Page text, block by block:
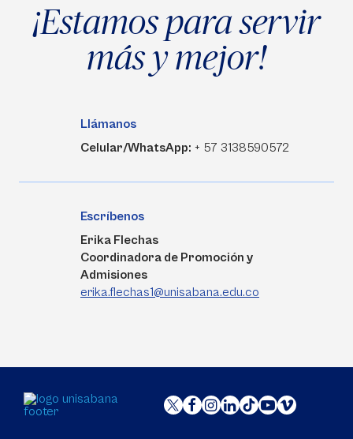
¡Estamos para servir
más y mejor!
Llámanos
Celular/WhatsApp: + 57 3138590572
Escríbenos
Erika Flechas
Coordinadora de Promoción y
Admisiones
erika.flechas1@unisabana.edu.co